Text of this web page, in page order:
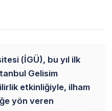
(İGÜ), bu yıl ilk
Gelisim
etkinliğiyle, ilham
yön veren